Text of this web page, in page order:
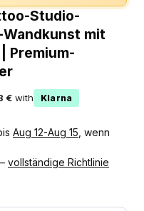
Studio-
mit
Premium-
€ with
Klarna
Aug 12-Aug 15 , wenn
vollständige Richtlinie